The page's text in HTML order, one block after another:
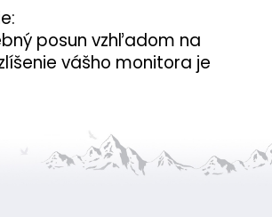
posun vzhľadom na
vášho monitora je